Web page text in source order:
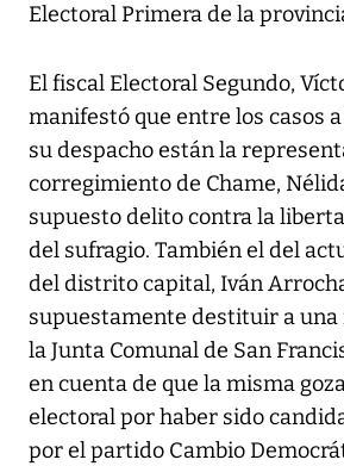
Electoral Primera de la
El fiscal Electoral Segundo,
manifestó que entre los casos
su despacho están la
corregimiento de Chame,
supuesto delito contra la
del sufragio. También el del
del distrito capital, Iván
supuestamente destituir a una
la Junta Comunal de San
en cuenta de que la misma
electoral por haber sido
por el partido Cambio